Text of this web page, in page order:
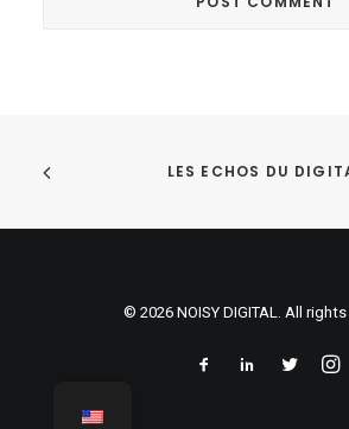
LES ECHOS DU
© 2026 NOISY DIGITAL. All